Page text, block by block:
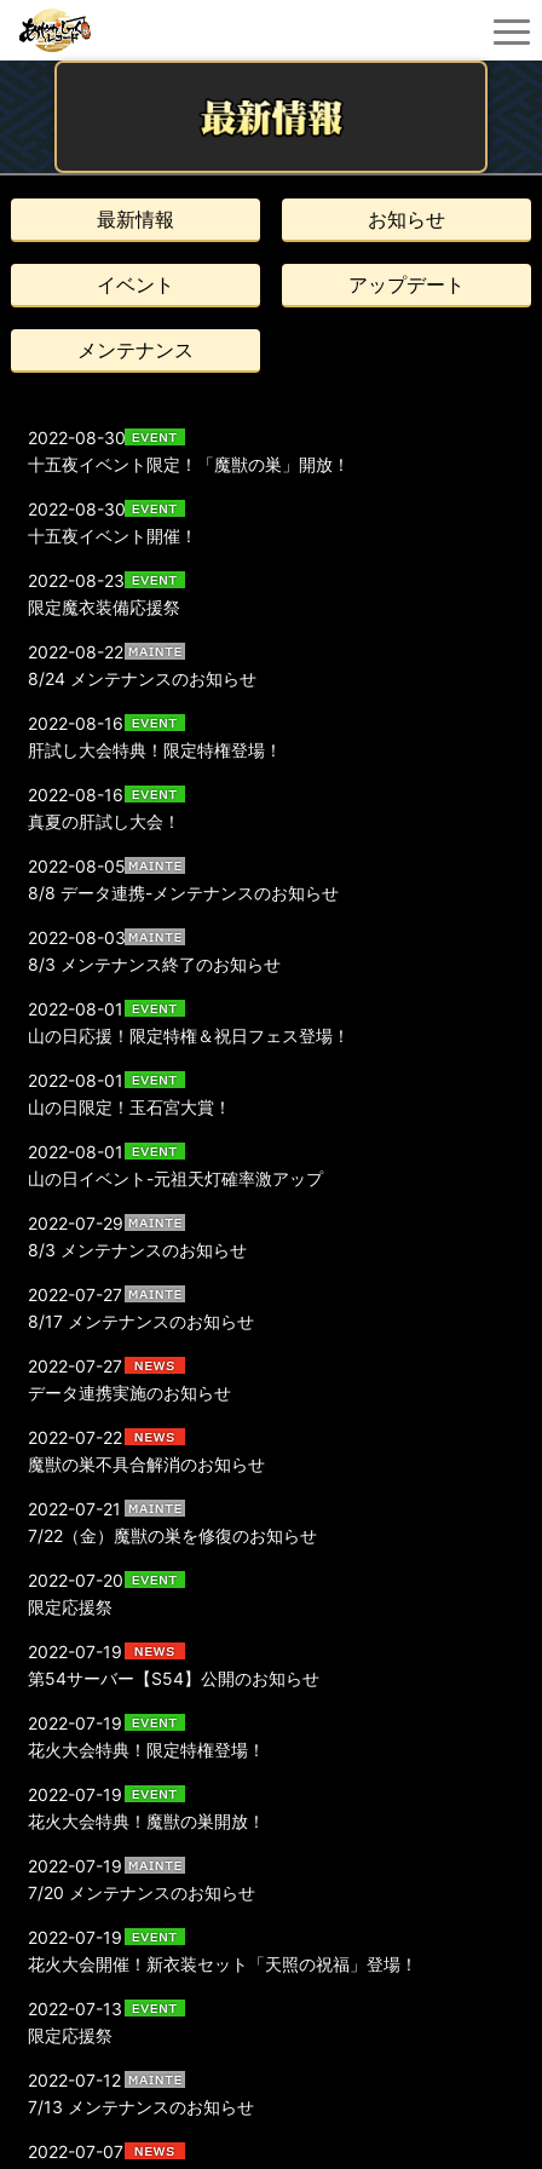
最新情報 お知らせ
イベント アップデート
メンテナンス
十五夜イベント限定！「魔獣の巣」開放！
2022-08-30
十五夜イベント開催！
2022-08-30
限定魔衣装備応援祭
2022-08-23
8/24 メンテナンスのお知らせ
2022-08-22
肝試し大会特典！限定特権登場！
2022-08-16
真夏の肝試し大会！
2022-08-16
8/8 データ連携-メンテナンスのお知らせ
2022-08-05
8/3 メンテナンス終了のお知らせ
2022-08-03
山の日応援！限定特権＆祝日フェス登場！
2022-08-01
山の日限定！玉石宮大賞！
2022-08-01
山の日イベント-元祖天灯確率激アップ
2022-08-01
8/3 メンテナンスのお知らせ
2022-07-29
8/17 メンテナンスのお知らせ
2022-07-27
データ連携実施のお知らせ
2022-07-27
魔獣の巣不具合解消のお知らせ
2022-07-22
7/22（金）魔獣の巣を修復のお知らせ
2022-07-21
限定応援祭
2022-07-20
第54サーバー【S54】公開のお知らせ
2022-07-19
花火大会特典！限定特権登場！
2022-07-19
花火大会特典！魔獣の巣開放！
2022-07-19
7/20 メンテナンスのお知らせ
2022-07-19
花火大会開催！新衣装セット「天照の祝福」登場！
2022-07-19
限定応援祭
2022-07-13
7/13 メンテナンスのお知らせ
2022-07-12
2022-07-07